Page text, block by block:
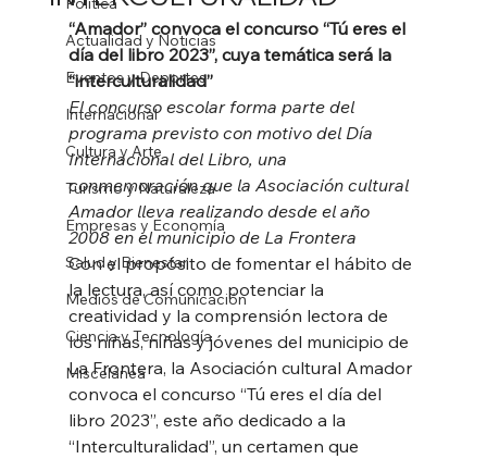
Actualidad y Noticias
Eventos y Deportes
Internacional
Cultura y Arte
Turismo y Naturaleza
Empresas y Economía
Salud y Bienestar
Medios de Comunicación
Ciencia y Tecnología
Miscelánea
“Amador” convoca el concurso “Tú eres el
día del libro 2023”, cuya temática será la
“interculturalidad”
El concurso escolar forma parte del
programa previsto con motivo del Día
Internacional del Libro, una
conmemoración que la Asociación cultural
Amador lleva realizando desde el año
2008 en el municipio de La Frontera
Con el propósito de fomentar el hábito de
la lectura, así como potenciar la
creatividad y la comprensión lectora de
los niñas, niñas y jóvenes del municipio de
La Frontera, la Asociación cultural Amador
convoca el concurso “Tú eres el día del
libro 2023”, este año dedicado a la
“Interculturalidad”, un certamen que